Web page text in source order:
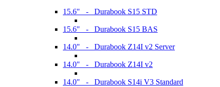
15.6" - Durabook S15 STD
15.6" - Durabook S15 BAS
14.0" - Durabook Z14I v2 Server
14.0" - Durabook Z14I v2
14.0" - Durabook S14i V3 Standard